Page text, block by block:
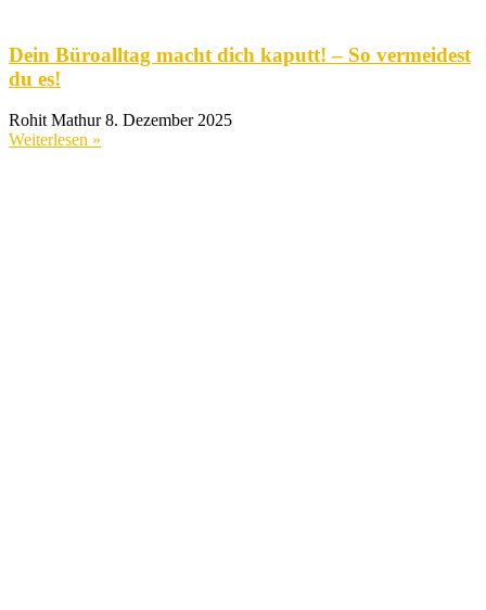
Dein Büroalltag macht dich kaputt! – So vermeidest
du es!
Rohit Mathur8. Dezember 2025
Weiterlesen »